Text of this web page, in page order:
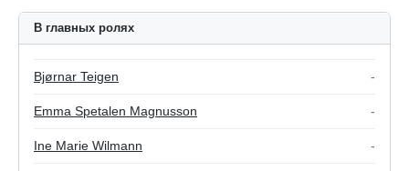
В главных ролях
Bjørnar Teigen -
Emma Spetalen Magnusson -
Ine Marie Wilmann -